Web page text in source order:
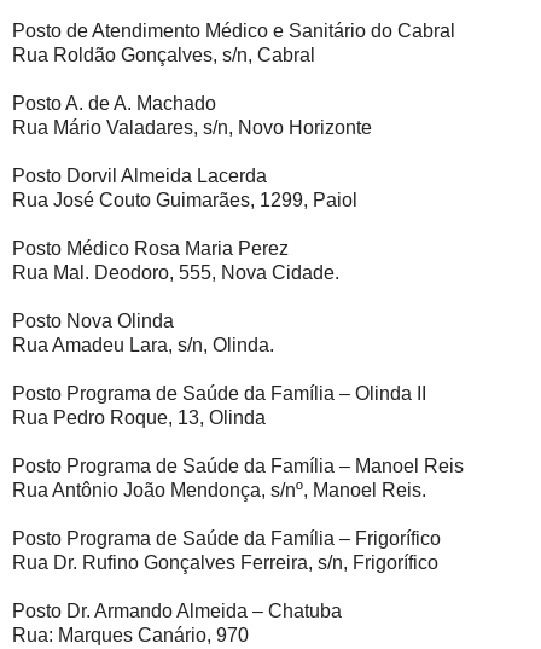
Posto de Atendimento Médico e Sanitário do Cabral
Rua Roldão Gonçalves, s/n, Cabral
Posto A. de A. Machado
Rua Mário Valadares, s/n, Novo Horizonte
Posto Dorvil Almeida Lacerda
Rua José Couto Guimarães, 1299, Paiol
Posto Médico Rosa Maria Perez
Rua Mal. Deodoro, 555, Nova Cidade.
Posto Nova Olinda
Rua Amadeu Lara, s/n, Olinda.
Posto Programa de Saúde da Família – Olinda II
Rua Pedro Roque, 13, Olinda
Posto Programa de Saúde da Família – Manoel Reis
Rua Antônio João Mendonça, s/nº, Manoel Reis.
Posto Programa de Saúde da Família – Frigorífico
Rua Dr. Rufino Gonçalves Ferreira, s/n, Frigorífico
Posto Dr. Armando Almeida – Chatuba
Rua: Marques Canário, 970